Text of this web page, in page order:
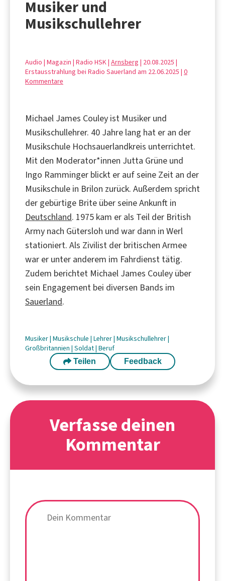
Musiker und
Musikschullehrer
Audio | Magazin | Radio HSK | Arnsberg | 20.08.2025 |
Erstausstrahlung bei Radio Sauerland am 22.06.2025 | 0
Kommentare
Michael James Couley ist Musiker und
Musikschullehrer. 40 Jahre lang hat er an der
Musikschule Hochsauerlandkreis unterrichtet.
Mit den Moderator*innen Jutta Grüne und
Ingo Ramminger blickt er auf seine Zeit an der
Musikschule in Brilon zurück. Außerdem spricht
der gebürtige Brite über seine Ankunft in
Deutschland. 1975 kam er als Teil der British
Army nach Gütersloh und war dann in Werl
stationiert. Als Zivilist der britischen Armee
war er unter anderem im Fahrdienst tätig.
Zudem berichtet Michael James Couley über
sein Engagement bei diversen Bands im
Sauerland.
Musiker| Musikschule | Lehrer| Musikschullehrer|
Großbritannien | Soldat| Beruf
Teilen Feedback
Verfasse deinen
Kommentar